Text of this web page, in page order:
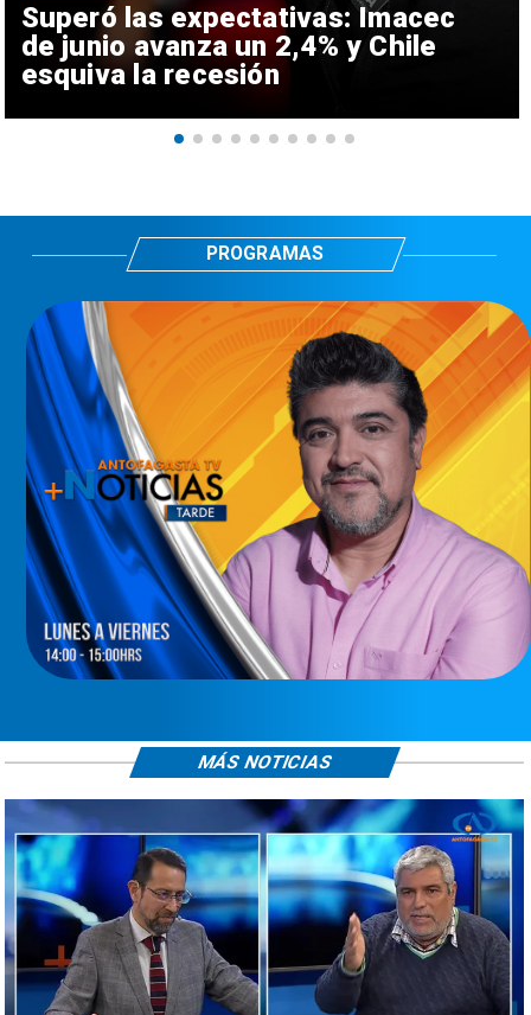
Superó las expectativas: Imacec
de junio avanza un 2,4% y Chile
esquiva la recesión
PROGRAMAS
MÁS NOTICIAS